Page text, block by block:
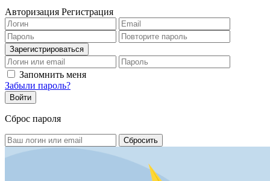
Авторизация Регистрация
Запомнить меня
Забыли пароль?
Сброс пароля